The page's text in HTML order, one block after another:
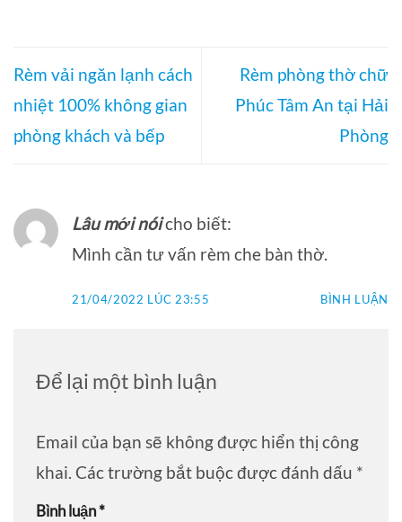
Rèm vải ngăn lạnh cách
nhiệt 100% không gian
phòng khách và bếp
Rèm phòng thờ chữ
Phúc Tâm An tại Hải
Phòng
Lâu mới nóicho biết:
Mình cần tư vấn rèm che bàn thờ.
21/04/2022 LÚC 23:55 BÌNH LUẬN
Để lại một bình luận
Email của bạn sẽ không được hiển thị công
khai. Các trường bắt buộc được đánh dấu *
Bình luận*